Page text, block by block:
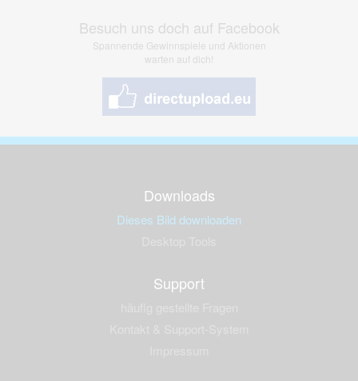
Besuch uns doch auf Facebook
Spannende Gewinnspiele und Aktionen
warten auf dich!
Downloads
Dieses Bild downloaden
Support